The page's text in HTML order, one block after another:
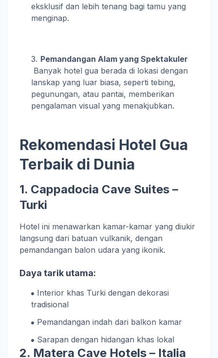
eksklusif dan lebih tenang bagi tamu yang
menginap.
Pemandangan Alam yang Spektakuler
Banyak hotel gua berada di lokasi dengan
lanskap yang luar biasa, seperti tebing,
pegunungan, atau pantai, memberikan
pengalaman visual yang menakjubkan.
Rekomendasi Hotel Gua
Terbaik di Dunia
1. Cappadocia Cave Suites –
Turki
Hotel ini menawarkan kamar-kamar yang diukir
langsung dari batuan vulkanik, dengan
pemandangan balon udara yang ikonik.
Daya tarik utama:
Interior khas Turki dengan dekorasi
tradisional
Pemandangan indah dari balkon kamar
Sarapan dengan hidangan khas lokal
2. Matera Cave Hotels – Italia